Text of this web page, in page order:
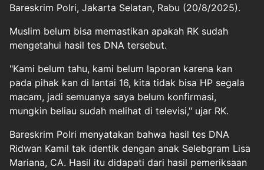
Bareskrim Polri, Jakarta Selatan, Rabu (20/8/2025).
Muslim belum bisa memastikan apakah RK sudah
mengetahui hasil tes DNA tersebut.
"Kami belum tahu, kami belum laporan karena kan
pada pihak kan di lantai 16, kita tidak bisa HP segala
macam, jadi semuanya saya belum konfirmasi,
mungkin beliau sudah melihat di televisi," ujar RK.
Bareskrim Polri menyatakan bahwa hasil tes DNA
Ridwan Kamil tak identik dengan anak Selebgram Lisa
Mariana, CA. Hasil itu didapati dari hasil pemeriksaan